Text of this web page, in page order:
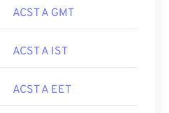
ACST A GMT
ACST A IST
ACST A EET